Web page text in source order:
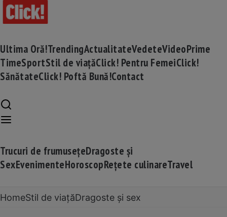
Ultima Oră!TrendingActualitateVedeteVideoPrime
TimeSportStil de viațăClick! Pentru FemeiClick!
SănătateClick! Poftă Bună!Contact
Trucuri de frumusețeDragoste și
SexEvenimenteHoroscopRețete culinareTravel
HomeStil de viațăDragoste și sex